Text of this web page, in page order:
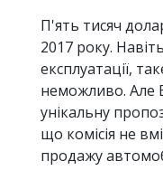
П'ять тисяч
2017 року.
експлуатації,
неможливо. Але
унікальну
що комісія не
продажу